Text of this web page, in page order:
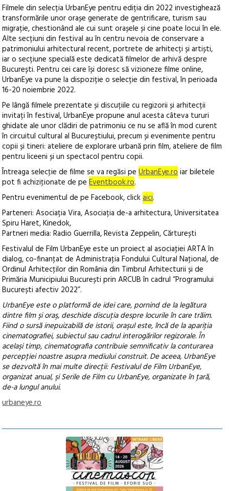
Filmele din selecția UrbanEye pentru ediția din 2022 investighează
transformările unor orașe generate de gentrificare, turism sau
migrație, chestionând ale cui sunt orașele și cine poate locui în ele.
Alte secțiuni din festival au în centru nevoia de conservare a
patrimoniului arhitectural recent, portrete de arhitecți și artiști,
iar o secțiune specială este dedicată filmelor de arhivă despre
București. Pentru cei care își doresc să vizioneze filme online,
UrbanEye va pune la dispoziție o selecție din festival, în perioada
16-20 noiembrie 2022.
Pe lângă filmele prezentate și discuțiile cu regizorii și arhitecții
invitați în festival, UrbanEye propune anul acesta câteva tururi
ghidate ale unor clădiri de patrimoniu ce nu se află în mod curent
în circuitul cultural al Bucureștiului, precum și evenimente pentru
copii și tineri: ateliere de explorare urbană prin film, ateliere de film
pentru liceeni și un spectacol pentru copii.
Întreaga selecţie de filme se va regăsi peUrbanEye.roiar biletele
pot fi achiziţionate de peEventbook.ro.
Pentru evenimentul de pe Facebook, clickaici.
Parteneri: Asociația Vira, Asociația de-a arhitectura, Universitatea
Spiru Haret, Kinedok,
Partneri media: Radio Guerrilla, Revista Zeppelin, Cărturești
Festivalul de Film UrbanEye este un proiect al asociaţiei ARTA în
dialog, co-finanţat de Administraţia Fondului Cultural Naţional, de
Ordinul Arhitecţilor din România din Timbrul Arhitecturii și de
Primăria Municipiului București prin ARCUB în cadrul “Programului
București afectiv 2022”.
UrbanEye este o platformă de idei care, pornind de la legătura
dintre film şi oraş, deschide discuţia despre locurile în care trăim.
Fiind o sursă inepuizabilă de istorii, oraşul este, încă de la apariţia
cinematografiei, subiectul sau cadrul interogărilor regizorale. În
acelaşi timp, cinematografia contribuie semnificativ la conturarea
percepţiei noastre asupra mediului construit. De aceea, UrbanEye
se dezvoltă în mai multe direcţii: Festivalul de Film UrbanEye,
organizat anual, şi Serile de Film cu UrbanEye, organizate în ţară,
de-a lungul anului.
urbaneye.ro